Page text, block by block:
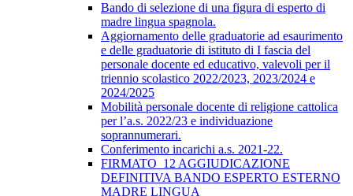
Bando di selezione di una figura di esperto di
madre lingua spagnola.
Aggiornamento delle graduatorie ad esaurimento
e delle graduatorie di istituto di I fascia del
personale docente ed educativo, valevoli per il
triennio scolastico 2022/2023, 2023/2024 e
2024/2025
Mobilità personale docente di religione cattolica
per l’a.s. 2022/23 e individuazione
soprannumerari.
Conferimento incarichi a.s. 2021-22.
FIRMATO_12 AGGIUDICAZIONE
DEFINITIVA BANDO ESPERTO ESTERNO
MADRE LINGUA